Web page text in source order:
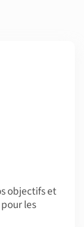
objectifs et
les